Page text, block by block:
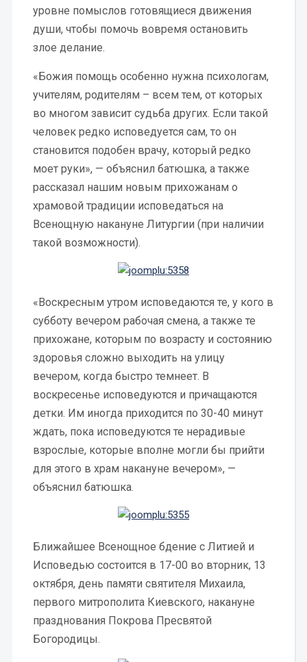
уровне помыслов готовящиеся движения
души, чтобы помочь вовремя остановить
злое делание.
«Божия помощь особенно нужна психологам,
учителям, родителям – всем тем, от которых
во многом зависит судьба других. Если такой
человек редко исповедуется сам, то он
становится подобен врачу, который редко
моет руки», — объяснил батюшка, а также
рассказал нашим новым прихожанам о
храмовой традиции исповедаться на
Всенощную накануне Литургии (при наличии
такой возможности).
«Воскресным утром исповедаются те, у кого в
субботу вечером рабочая смена, а также те
прихожане, которым по возрасту и состоянию
здоровья сложно выходить на улицу
вечером, когда быстро темнеет. В
воскресенье исповедуются и причащаются
детки. Им иногда приходится по 30-40 минут
ждать, пока исповедуются те нерадивые
взрослые, которые вполне могли бы прийти
для этого в храм накануне вечером», —
объяснил батюшка.
Ближайшее Всенощное бдение с Литией и
Исповедью состоится в 17-00 во вторник, 13
октября, день памяти святителя Михаила,
первого митрополита Киевского, накануне
празднования Покрова Пресвятой
Богородицы.